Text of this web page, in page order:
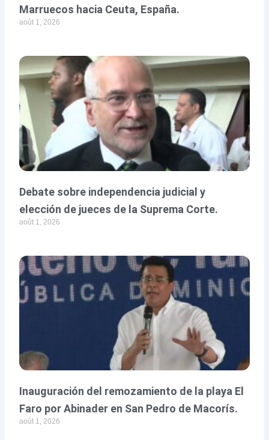
Marruecos hacia Ceuta, España.
août 1, 2026
Debate sobre independencia judicial y
elección de jueces de la Suprema Corte.
août 1, 2026
Inauguración del remozamiento de la playa El
Faro por Abinader en San Pedro de Macorís.
août 1, 2026